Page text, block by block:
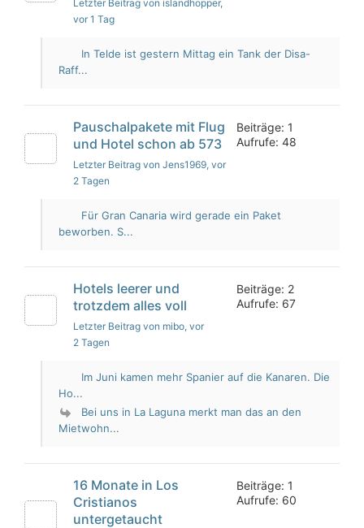
Letzter Beitrag von islandhopper,
vor 1 Tag
In Telde ist gestern Mittag ein Tank der Disa-
Raff...
Pauschalpakete mit Flug
und Hotel schon ab 573
Letzter Beitrag von Jens1969, vor
2 Tagen
Beiträge: 1
Aufrufe: 48
Für Gran Canaria wird gerade ein Paket
beworben. S...
Hotels leerer und
trotzdem alles voll
Letzter Beitrag von mibo, vor
2 Tagen
Beiträge: 2
Aufrufe: 67
Im Juni kamen mehr Spanier auf die Kanaren. Die
Ho...
Bei uns in La Laguna merkt man das an den
Mietwohn...
16 Monate in Los
Cristianos
untergetaucht
Beiträge: 1
Aufrufe: 60